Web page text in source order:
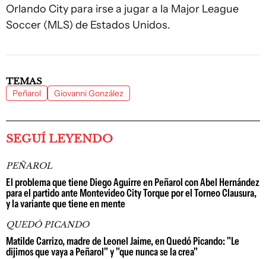
Orlando City para irse a jugar a la Major League
Soccer (MLS) de Estados Unidos.
TEMAS
Peñarol Giovanni González
SEGUÍ LEYENDO
PEÑAROL
El problema que tiene Diego Aguirre en Peñarol con Abel Hernández
para el partido ante Montevideo City Torque por el Torneo Clausura,
y la variante que tiene en mente
QUEDÓ PICANDO
Matilde Carrizo, madre de Leonel Jaime, en Quedó Picando: "Le
dijimos que vaya a Peñarol" y "que nunca se la crea"